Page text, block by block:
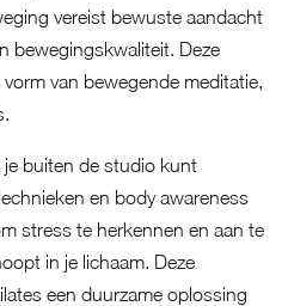
vereist bewuste aandacht
bewegingskwaliteit. Deze
van bewegende meditatie,
je buiten de studio kunt
en body awareness
stress te herkennen en aan te
in je lichaam. Deze
een duurzame oplossing